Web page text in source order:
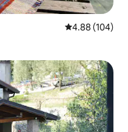
औसत रेटिंग 5 में से
4.88 (104)